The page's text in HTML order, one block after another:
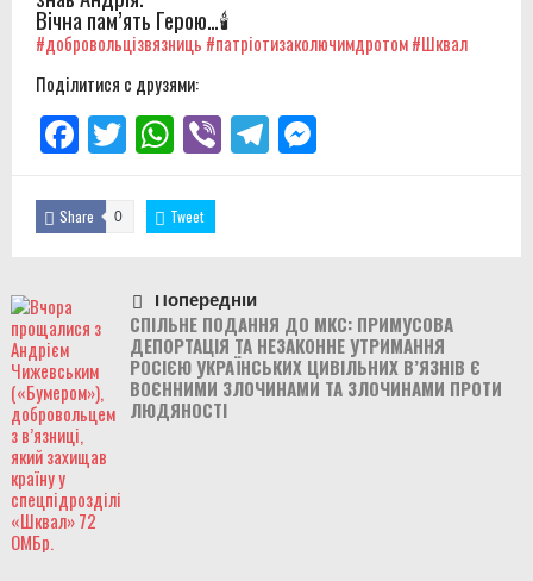
Вічна пам’ять Герою…🕯️
#добровольцізвязниць #патріотизаколючимдротом#Шквал
Поділитися с друзями:
Facebook
TwitterWhatsApp
ViberTelegramMessenger
Share 0 Tweet
Попередній
СПІЛЬНЕ ПОДАННЯ ДО МКС: ПРИМУСОВА
ДЕПОРТАЦІЯ ТА НЕЗАКОННЕ УТРИМАННЯ
РОСІЄЮ УКРАЇНСЬКИХ ЦИВІЛЬНИХ В’ЯЗНІВ Є
ВОЄННИМИ ЗЛОЧИНАМИ ТА ЗЛОЧИНАМИ ПРОТИ
ЛЮДЯНОСТІ